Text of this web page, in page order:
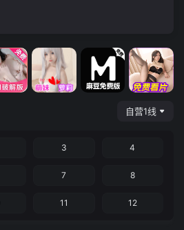
自营1线
3 4
7 8
11 12